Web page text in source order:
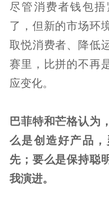
尽管消费者钱包
了，但新的市场环
取悦消费者、降低
赛里，比拼的不再
应变化。
巴菲特和芒格认为
么是创造好产品
先；要么是保持聪
我演进。